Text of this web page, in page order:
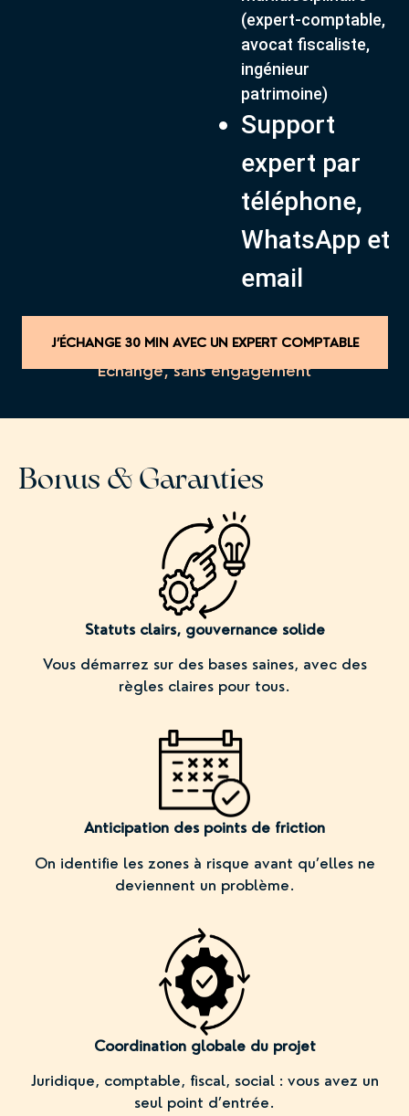
(expert-comptable,
avocat fiscaliste,
ingénieur
patrimoine)
Support
expert par
téléphone,
WhatsApp et
email
J’ÉCHANGE 30 MIN AVEC UN EXPERT COMPTABLE
Échange, sans engagement
Bonus & Garanties
Statuts clairs, gouvernance solide
Vous démarrez sur des bases saines, avec des
règles claires pour tous.
Anticipation des points de friction
On identifie les zones à risque avant qu’elles ne
deviennent un problème.
Coordination globale du projet
Juridique, comptable, fiscal, social : vous avez un
seul point d’entrée.